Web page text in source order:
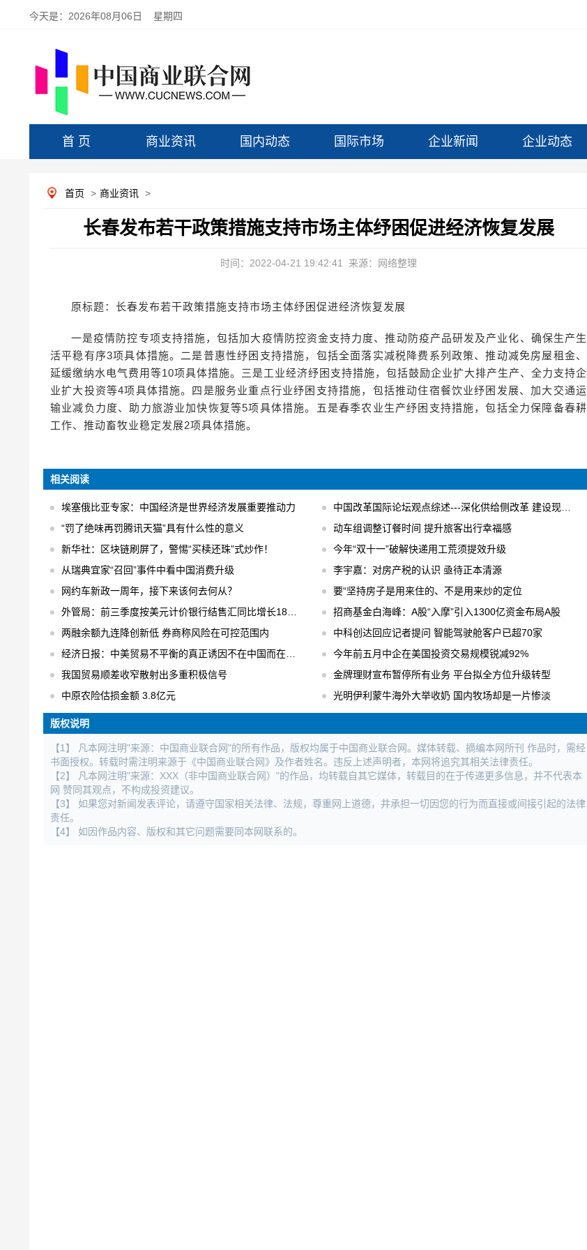
今天是： 2026年08月06日 星期四
首 页 商业资讯 国内动态 国际市场 企业新闻 企业动态
首页 > 商业资讯 >
长春发布若干政策措施支持市场主体纾困促进经济恢复发展
时间：2022-04-21 19:42:41 来源：网络整理
原标题：长春发布若干政策措施支持市场主体纾困促进经济恢复发展
一是疫情防控专项支持措施，包括加大疫情防控资金支持力度、推动防疫产品研发及产业化、确保生产生
活平稳有序3项具体措施。二是普惠性纾困支持措施，包括全面落实减税降费系列政策、推动减免房屋租金、
延缓缴纳水电气费用等10项具体措施。三是工业经济纾困支持措施，包括鼓励企业扩大排产生产、全力支持企
业扩大投资等4项具体措施。四是服务业重点行业纾困支持措施，包括推动住宿餐饮业纾困发展、加大交通运
输业减负力度、助力旅游业加快恢复等5项具体措施。五是春季农业生产纾困支持措施，包括全力保障备春耕
工作、推动畜牧业稳定发展2项具体措施。
相关阅读
埃塞俄比亚专家：中国经济是世界经济发展重要推动力
中国改革国际论坛观点综述---深化供给侧改革 建设现代化经济体系
“罚了绝味再罚腾讯天猫”具有什么性的意义
动车组调整订餐时间 提升旅客出行幸福感
新华社：区块链刷屏了，警惕“买椟还珠”式炒作！
今年“双十一”破解快递用工荒须提效升级
从瑞典宜家“召回”事件中看中国消费升级
李宇嘉：对房产税的认识 亟待正本清源
网约车新政一周年，接下来该何去何从？
要“坚持房子是用来住的、不是用来炒的定位
外管局：前三季度按美元计价银行结售汇同比增长18% 结售汇逆差下降75%
招商基金白海峰：A股“入摩”引入1300亿资金布局A股
两融余额九连降创新低 券商称风险在可控范围内
中科创达回应记者提问 智能驾驶舱客户已超70家
经济日报：中美贸易不平衡的真正诱因不在中国而在美国
今年前五月中企在美国投资交易规模锐减92%
我国贸易顺差收窄散射出多重积极信号
金牌理财宣布暂停所有业务 平台拟全方位升级转型
中原农险估损金额 3.8亿元
光明伊利蒙牛海外大举收奶 国内牧场却是一片惨淡
版权说明
【1】 凡本网注明"来源：中国商业联合网"的所有作品，版权均属于中国商业联合网。媒体转载、摘编本网所刊 作品时，需经
书面授权。转载时需注明来源于《中国商业联合网》及作者姓名。违反上述声明者，本网将追究其相关法律责任。
【2】 凡本网注明"来源：XXX（非中国商业联合网）"的作品，均转载自其它媒体，转载目的在于传递更多信息，并不代表本
网 赞同其观点，不构成投资建议。
【3】 如果您对新闻发表评论，请遵守国家相关法律、法规，尊重网上道德，并承担一切因您的行为而直接或间接引起的法律
责任。
【4】 如因作品内容、版权和其它问题需要同本网联系的。